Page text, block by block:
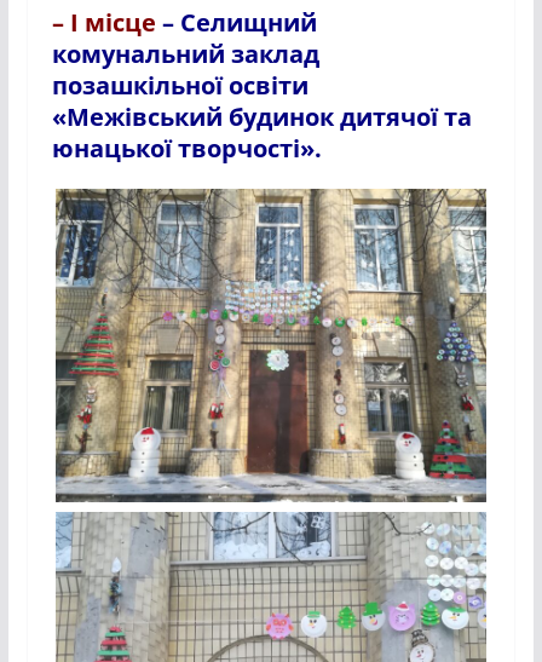
– І місце – Селищний
комунальний заклад
позашкільної освіти
«Межівський будинок дитячої та
юнацької творчості».